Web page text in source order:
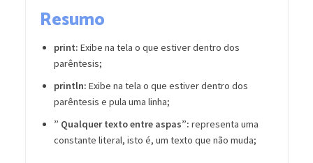
Resumo
print: Exibe na tela o que estiver dentro dos
parêntesis;
println: Exibe na tela o que estiver dentro dos
parêntesis e pula uma linha;
” Qualquer texto entre aspas”: representa uma
constante literal, isto é, um texto que não muda;